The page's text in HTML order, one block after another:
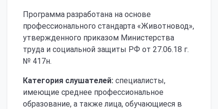
Программа разработана на основе
профессионального стандарта «Животновод»,
утвержденного приказом Министерства
труда и социальной защиты РФ от 27.06.18 г.
№ 417н.
Категория слушателей: специалисты,
имеющие среднее профессиональное
образование, а также лица, обучающиеся в